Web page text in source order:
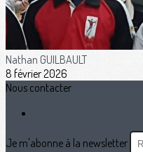
Nathan GUILBAULT
8 février 2026
Nous contacter
Je m'abonne à la newsletter